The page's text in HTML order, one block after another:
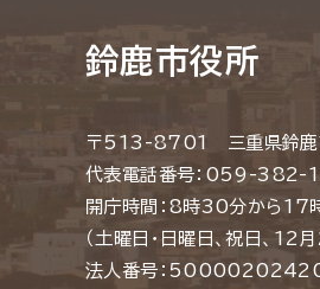
鈴鹿市役所
〒513-8701 三重県鈴鹿
代表電話番号：059-
開庁時間：8時30分から17
（土曜日・日曜日、祝日、12
法人番号：